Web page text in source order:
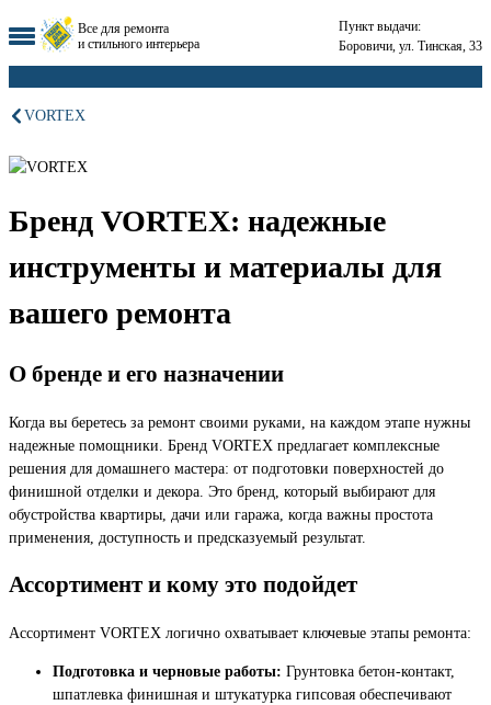
Все для ремонта
и стильного интерьера
Пункт выдачи:
Боровичи, ул. Тинская, 33
VORTEX
Бренд VORTEX: надежные
инструменты и материалы для
вашего ремонта
О бренде и его назначении
Когда вы беретесь за ремонт своими руками, на каждом этапе нужны
надежные помощники. Бренд VORTEX предлагает комплексные
решения для домашнего мастера: от подготовки поверхностей до
финишной отделки и декора. Это бренд, который выбирают для
обустройства квартиры, дачи или гаража, когда важны простота
применения, доступность и предсказуемый результат.
Ассортимент и кому это подойдет
Ассортимент VORTEX логично охватывает ключевые этапы ремонта:
Подготовка и черновые работы: Грунтовка бетон-контакт,
шпатлевка финишная и штукатурка гипсовая обеспечивают